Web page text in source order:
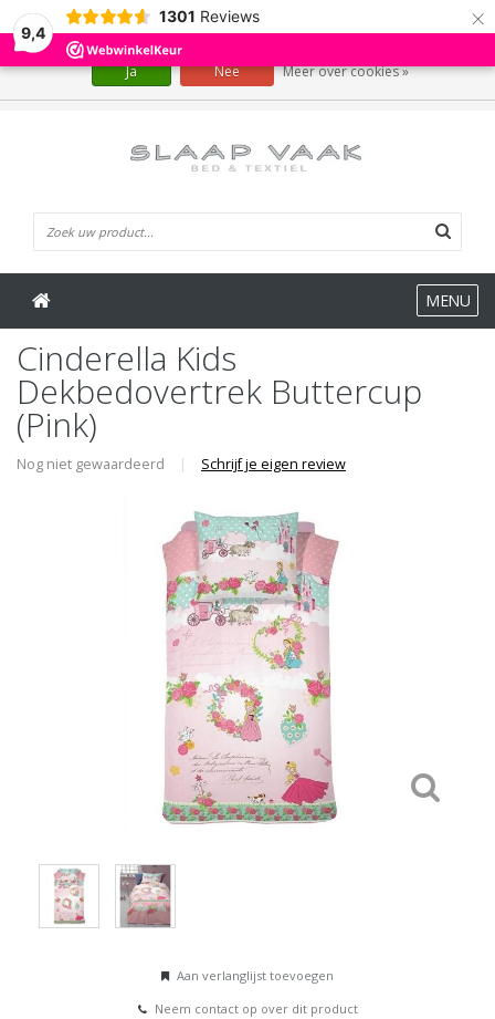
9,4
1301 Reviews ×
MENU
Cinderella Kids
Dekbedovertrek Buttercup
(Pink)
Nog niet gewaardeerd | Schrijf je eigen review
Aan verlanglijst toevoegen
Neem contact op over dit product
Wij slaan cookies op om onze website te verbeteren. Is dat akkoord?
Ja Nee Meer over cookies »